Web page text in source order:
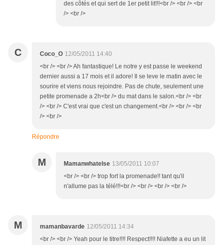
des côtés et qui sert de 1er petit lit!!!<br /> <br /> <br
/> <br />
C Coco_O 12/05/2011 14:40
<br /> <br /> Ah fantastique! Le notre y est passe le weekend
dernier aussi a 17 mois et il adore! Il se leve le matin avec le
sourire et viens nous rejoindre. Pas de chute, seulement une
petite promenade a 2h<br /> du mat dans le salon.<br /> <br
/> <br /> C'est vrai que c'est un changement.<br /> <br /> <br
/> <br />
Répondre
M Mamanwhatelse 13/05/2011 10:07
<br /> <br /> trop fort la promenade!! tant qu'il
n'allume pas la télé!!!<br /> <br /> <br /> <br />
M mamanbavarde 12/05/2011 14:34
<br /> <br /> Yeah pour le titre!!!! Respect!!!! Niafette a eu un lit